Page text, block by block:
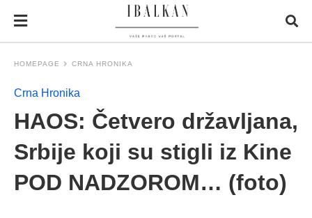
HOMEPAGE CRNA HRONIKA
Crna Hronika
HAOS: Četvero državljana,
Srbije koji su stigli iz Kine
POD NADZOROM… (foto)